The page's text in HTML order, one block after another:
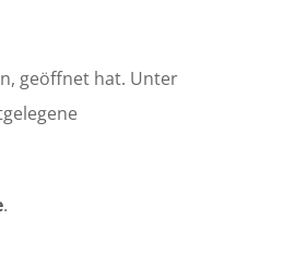
geöffnet hat. Unter
.